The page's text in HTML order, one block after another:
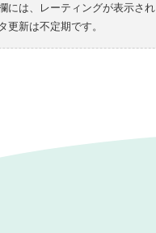
には、レーティングが表示され
更新は不定期です。